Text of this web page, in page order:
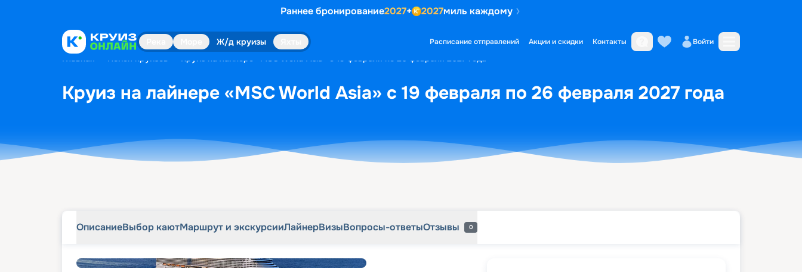
Раннее бронирование2027+ 2027миль каждому
Ж/д круизы Расписание отправлений Акции и скидки Контакты Войти
Главная Поиск круизов Круиз на лайнере «MSC World Asia» с 19 февраля по 26 февраля 2027 года
Круиз на лайнере «MSC World Asia» с 19 февраля по 26 февраля 2027 года
ОписаниеВыбор каютМаршрут и экскурсииЛайнерВизыВопросы-ответыОтзывы 0